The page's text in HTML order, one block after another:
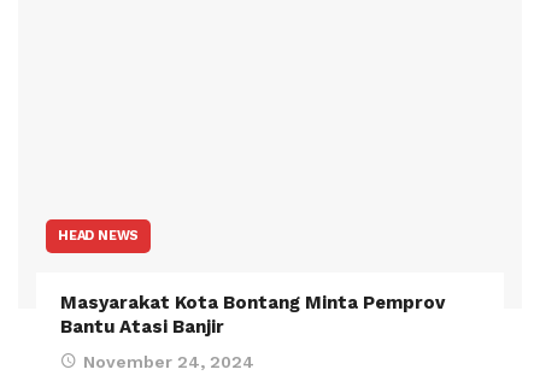
HEAD NEWS
Masyarakat Kota Bontang Minta Pemprov
Bantu Atasi Banjir
November 24, 2024